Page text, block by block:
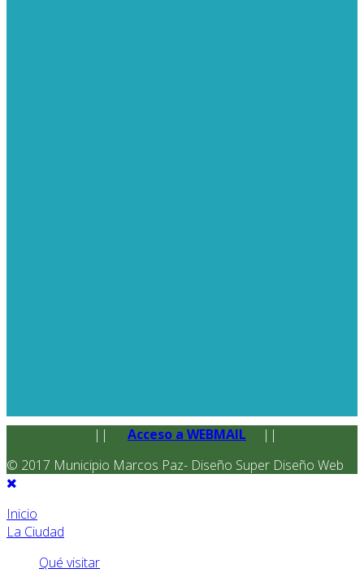
|| Acceso a WEBMAIL
||
© 2017 Municipio Marcos Paz- Diseño Super Diseño Web
Inicio
La Ciudad
Qué visitar